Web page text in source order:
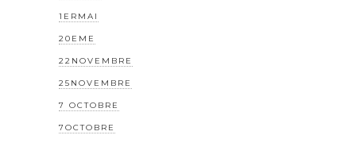
1ERMAI
20EME
22NOVEMBRE
25NOVEMBRE
7 OCTOBRE
7OCTOBRE